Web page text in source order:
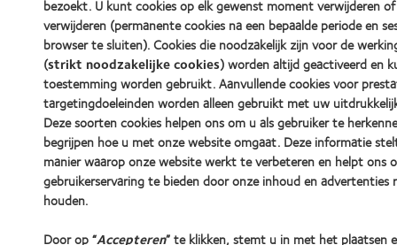
bezoekt. U kunt cookies op elk gewenst moment verwijderen
verwijderen (permanente cookies na een bepaalde periode en
browser te sluiten). Cookies die noodzakelijk zijn voor de
(strikt noodzakelijke cookies) worden altijd geactiveerd en
toestemming worden gebruikt. Aanvullende cookies voor
targetingdoeleinden worden alleen gebruikt met uw
Deze soorten cookies helpen ons om u als gebruiker te
begrijpen hoe u met onze website omgaat. Deze informatie
manier waarop onze website werkt te verbeteren en helpt ons
gebruikerservaring te bieden door onze inhoud en advertenties
houden.
Door op “Accepteren” te klikken, stemt u in met het plaatsen